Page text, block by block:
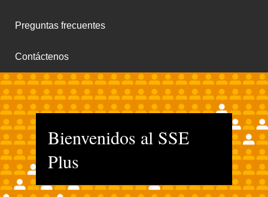
Preguntas frecuentes
Contáctenos
Bienvenidos al SSE
Plus